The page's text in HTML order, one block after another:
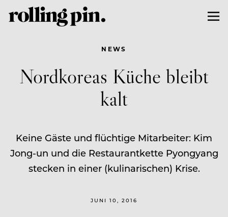
NEWS
Nordkoreas Küche bleibt
kalt
Keine Gäste und flüchtige Mitarbeiter: Kim
Jong-un und die Restaurantkette Pyongyang
stecken in einer (kulinarischen) Krise.
JUNI 10, 2016